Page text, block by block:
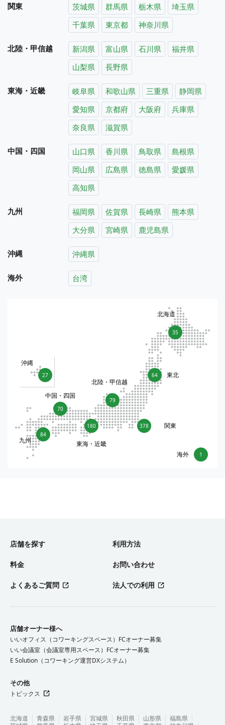
関東 茨城県 群馬県 栃木県
埼玉県
千葉県
東京都 神奈川県
北陸・甲信越 新潟県 富山県 石川県
福井県
山梨県
長野県
東海・近畿 岐阜県 和歌山県 三重県
静岡県
愛知県
京都府 大阪府
兵庫県
奈良県
滋賀県
中国・四国 山口県 香川県 鳥取県
島根県
岡山県
広島県 徳島県
愛媛県
高知県
九州 福岡県 佐賀県 長崎県
熊本県
大分県
宮崎県 鹿児島県
沖縄 沖縄県
海外 台湾
35
北海道
64 東北
378 関東
79
北陸・甲信越
180
東海・近畿
70
中国・四国
84
九州
27
沖縄
1
海外
店舗を探す 利用方法
料金 お問い合わせ
よくあるご質問 法人での利用
店舗オーナー様へ
いいオフィス（コワーキングスペース）FCオーナー募集
いい会議室（会議室専用スペース）FCオーナー募集
E Solution（コワーキング運営DXシステム）
その他
トピックス
北海道 青森県 岩手県 宮城県 秋田県 山形県
福島県